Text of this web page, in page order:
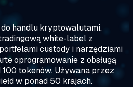
handlu kryptowalutami.
white-label z
custody i narzędziami
oprogramowanie z obsługą
100 tokenów. Używana przez
w ponad 50 krajach.